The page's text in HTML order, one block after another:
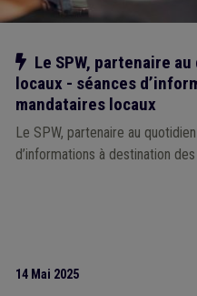
Notre action
Le SPW, partenaire
locaux - séances
mandataires locaux
Le SPW, partenaire au
d’informations à destination
14 Mai 2025